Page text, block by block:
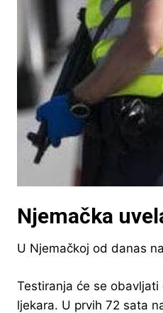
Njemačka
U Njemačkoj od danas
Testiranja će se
ljekara. U prvih 72 sata